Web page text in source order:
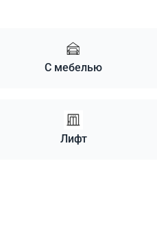
С мебелью
Лифт